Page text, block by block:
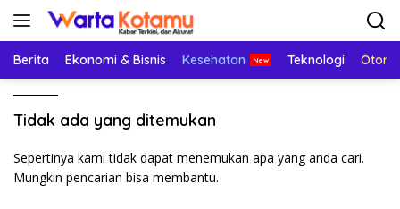
Langsung
Berita Ekonomi & Bisnis Kesehatan Teknologi
Tidak ada yang ditemukan
Sepertinya kami tidak dapat menemukan apa yang anda cari.
Mungkin pencarian bisa membantu.